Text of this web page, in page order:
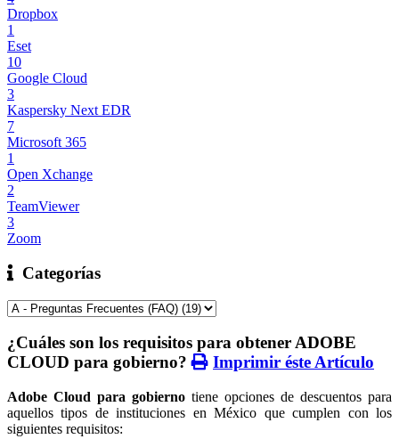
Dropbox
1
Eset
10
Google Cloud
3
Kaspersky Next EDR
7
Microsoft 365
1
Open Xchange
2
TeamViewer
3
Zoom
Categorías
¿Cuáles son los requisitos para obtener ADOBE
CLOUD para gobierno?
Imprimir éste Artículo
Adobe Cloud para gobierno tiene opciones de descuentos para
aquellos tipos de instituciones en México que cumplen con los
siguientes requisitos: